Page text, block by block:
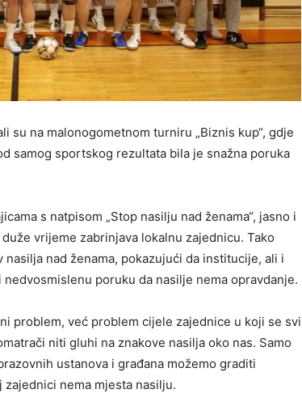
su na malonogometnom turniru „Biznis kup“, gdje
samog sportskog rezultata bila je snažna poruka
s natpisom „Stop nasilju nad ženama“, jasno i
vrijeme zabrinjava lokalnu zajednicu. Tako
nad ženama, pokazujući da institucije, ali i
poruku da nasilje nema opravdanje.
problem, već problem cijele zajednice u koji se svi
niti gluhi na znakove nasilja oko nas. Samo
ustanova i građana možemo graditi
nema mjesta nasilju.